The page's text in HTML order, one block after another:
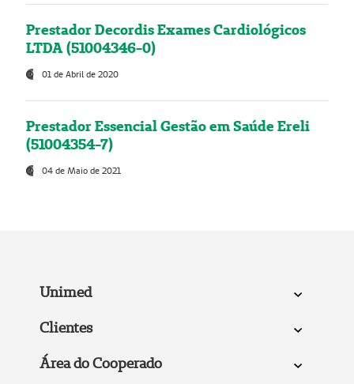
Prestador Decordis Exames Cardiológicos
LTDA (51004346-0)
01 de Abril de 2020
Prestador Essencial Gestão em Saúde Ereli
(51004354-7)
04 de Maio de 2021
Unimed
Clientes
Área do Cooperado